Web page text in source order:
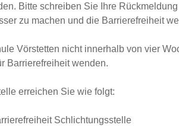
Bitte schreiben Sie Ihre
zu machen und die Barrierefreiheit
Vörstetten nicht innerhalb von vier
Barrierefreiheit wenden.
erreichen Sie wie folgt:
Schlichtungsstelle